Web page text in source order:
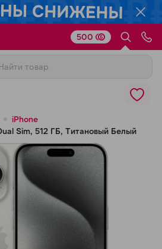
500
iPhone
Sim, 512 ГБ, Титановый Белый